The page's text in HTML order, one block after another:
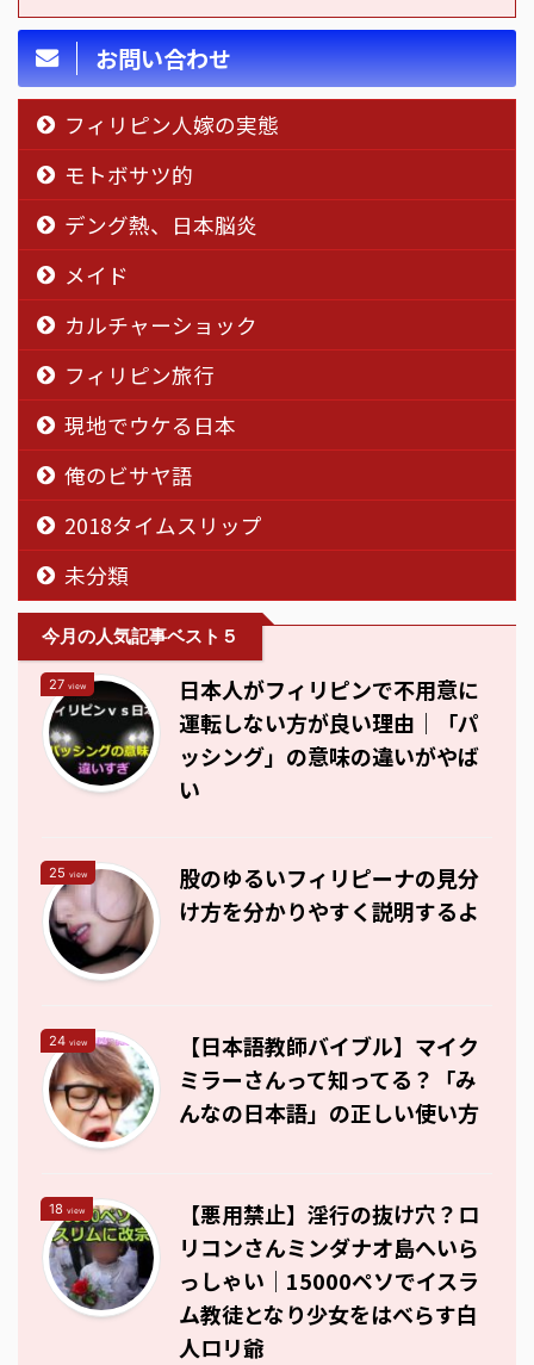
お問い合わせ
フィリピン人嫁の実態
モトボサツ的
デング熱、日本脳炎
メイド
カルチャーショック
フィリピン旅行
現地でウケる日本
俺のビサヤ語
2018タイムスリップ
未分類
今月の人気記事ベスト５
27 view
日本人がフィリピンで不用意に
運転しない方が良い理由｜「パ
ッシング」の意味の違いがやば
い
25 view
股のゆるいフィリピーナの見分
け方を分かりやすく説明するよ
24 view
【日本語教師バイブル】マイク
ミラーさんって知ってる？「み
んなの日本語」の正しい使い方
18 view
【悪用禁止】淫行の抜け穴？ロ
リコンさんミンダナオ島へいら
っしゃい｜15000ペソでイスラ
ム教徒となり少女をはべらす白
人ロリ爺